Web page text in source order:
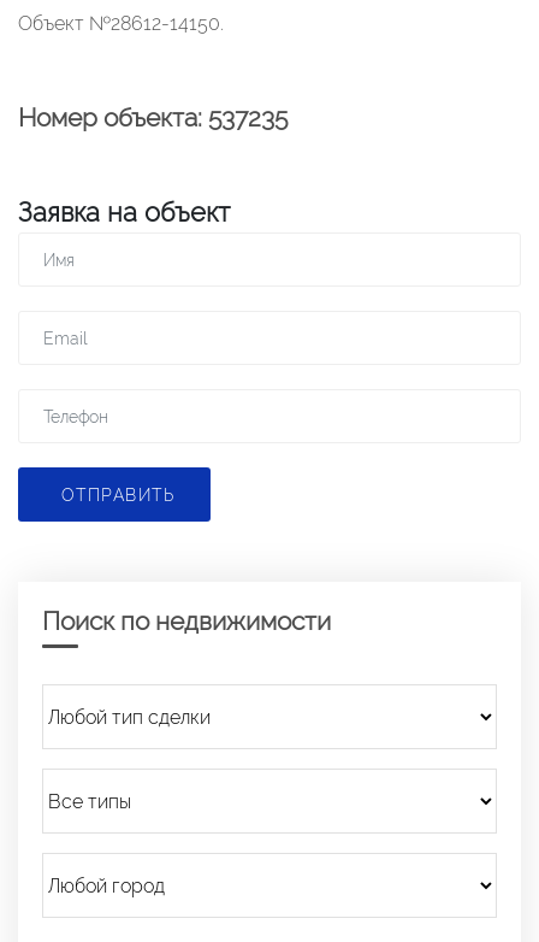
Объект №28612-14150.
Номер объекта: 537235
Заявка на объект
ОТПРАВИТЬ
Поиск по недвижимости